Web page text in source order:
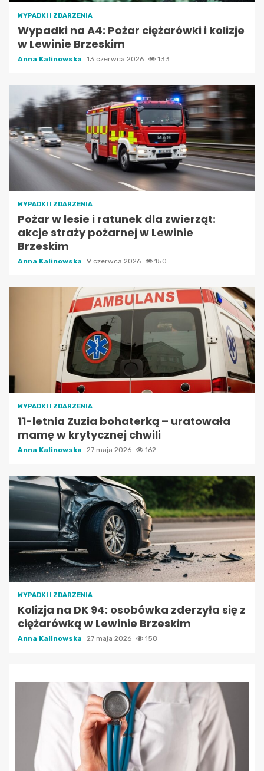
WYPADKI I ZDARZENIA
Wypadki na A4: Pożar ciężarówki i kolizje
w Lewinie Brzeskim
Anna Kalinowska 13 czerwca 2026 133
WYPADKI I ZDARZENIA
Pożar w lesie i ratunek dla zwierząt:
akcje straży pożarnej w Lewinie
Brzeskim
Anna Kalinowska 9 czerwca 2026 150
WYPADKI I ZDARZENIA
11-letnia Zuzia bohaterką – uratowała
mamę w krytycznej chwili
Anna Kalinowska 27 maja 2026 162
WYPADKI I ZDARZENIA
Kolizja na DK 94: osobówka zderzyła się z
ciężarówką w Lewinie Brzeskim
Anna Kalinowska 27 maja 2026 158